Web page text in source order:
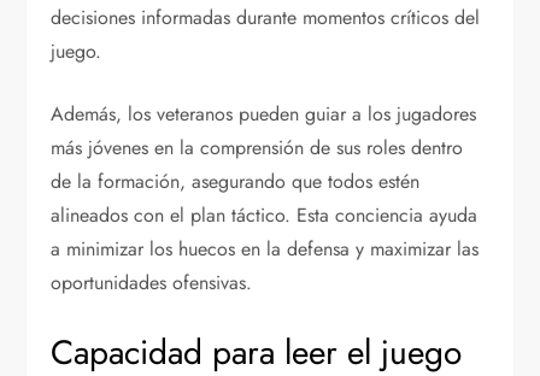
decisiones informadas durante momentos críticos del
juego.
Además, los veteranos pueden guiar a los jugadores
más jóvenes en la comprensión de sus roles dentro
de la formación, asegurando que todos estén
alineados con el plan táctico. Esta conciencia ayuda
a minimizar los huecos en la defensa y maximizar las
oportunidades ofensivas.
Capacidad para leer el juego